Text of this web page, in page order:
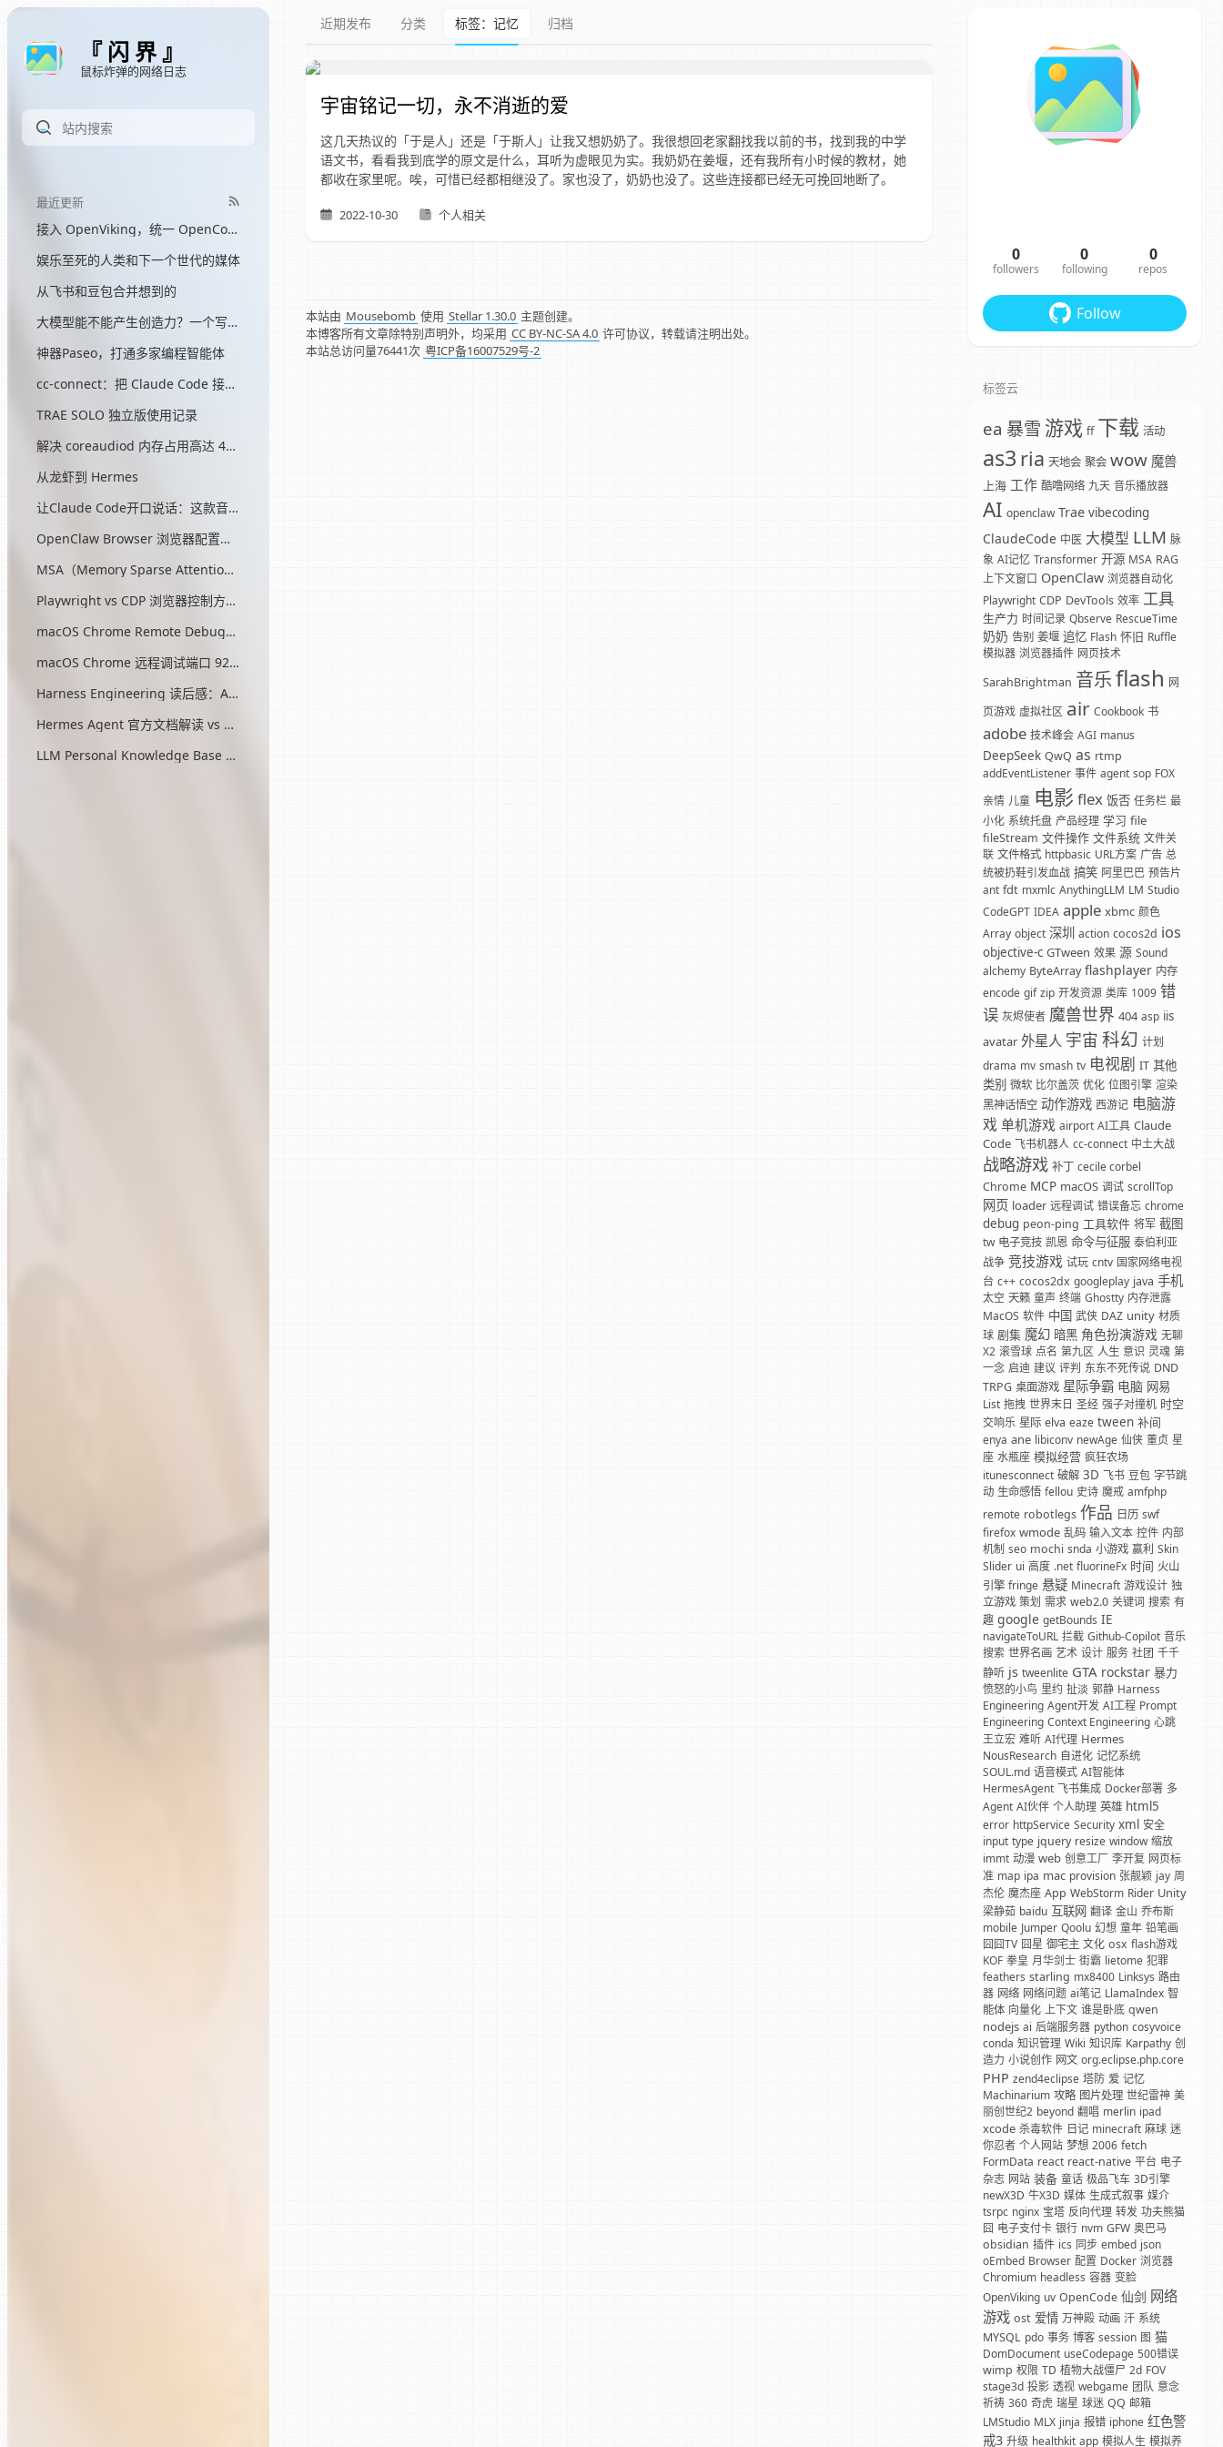
『 闪 界 』
鼠标炸弹的网络日志
最近更新
接入 OpenViking，统一 OpenCode 和 Hermes 的记忆
娱乐至死的人类和下一个世代的媒体
从飞书和豆包合并想到的
大模型能不能产生创造力？一个写了三个月网文的程序员的答案
神器Paseo，打通多家编程智能体
cc-connect：把 Claude Code 接入飞书
TRAE SOLO 独立版使用记录
解决 coreaudiod 内存占用高达 45G 的问题
从龙虾到 Hermes
让Claude Code开口说话：这款音效插件让我把编程玩成了游戏
OpenClaw Browser 浏览器配置指南
MSA（Memory Sparse Attention）— 突破 AI 记忆瓶颈的开源方案
Playwright vs CDP 浏览器控制方式对比
macOS Chrome Remote Debugging 配置
macOS Chrome 远程调试端口 9222 启动问题与最终解决方案
Harness Engineering 读后感：AI工程的第三次范式转移
Hermes Agent 官方文档解读 vs OpenClaw
LLM Personal Knowledge Base Pattern (Karpathy)
近期发布 分类 标签：记忆 归档
宇宙铭记一切，永不消逝的爱
这几天热议的「于是人」还是「于斯人」让我又想奶奶了。我很想回老家翻找我以前的书，找到我的中学
语文书，看看我到底学的原文是什么，耳听为虚眼见为实。我奶奶在姜堰，还有我所有小时候的教材，她
都收在家里呢。唉，可惜已经都相继没了。家也没了，奶奶也没了。这些连接都已经无可挽回地断了。
2022-10-30 个人相关
本站由 Mousebomb 使用 Stellar 1.30.0 主题创建。
本博客所有文章除特别声明外，均采用 CC BY-NC-SA 4.0 许可协议，转载请注明出处。
本站总访问量76441次 粤ICP备16007529号-2
0
followers
0
following
0
repos
Follow
标签云
ea 暴雪 游戏 ff 下载 活动
as3 ria 天地会 聚会 wow 魔兽
上海 工作 酷噜网络 九天 音乐播放器
AI openclaw Trae vibecoding
ClaudeCode 中医 大模型 LLM 脉
象 AI记忆 Transformer 开源 MSA RAG
上下文窗口 OpenClaw 浏览器自动化
Playwright CDP DevTools 效率 工具
生产力 时间记录 Qbserve RescueTime
奶奶 告别 姜堰 追忆 Flash 怀旧 Ruffle
模拟器 浏览器插件 网页技术
SarahBrightman 音乐flash 网
页游戏 虚拟社区 air Cookbook 书
adobe 技术峰会 AGI manus
DeepSeek QwQ as rtmp
addEventListener 事件 agent sop FOX
亲情 儿童 电影 flex 饭否 任务栏 最
小化 系统托盘 产品经理 学习 file
fileStream 文件操作 文件系统 文件关
联 文件格式 httpbasic URL方案 广告 总
统被扔鞋引发血战 搞笑 阿里巴巴 预告片
ant fdt mxmlc AnythingLLM LM Studio
CodeGPT IDEA apple xbmc 颜色
Array object 深圳 action cocos2d ios
objective-c GTween 效果 源 Sound
alchemy ByteArray flashplayer 内存
encode gif zip 开发资源 类库 1009 错
误 灰烬使者 魔兽世界 404 asp iis
avatar 外星人 宇宙 科幻 计划
drama mv smash tv 电视剧 IT 其他
类别 微软 比尔盖茨 优化 位图引擎 渲染
黑神话悟空 动作游戏 西游记 电脑游
戏 单机游戏 airport AI工具 Claude
Code 飞书机器人 cc-connect 中土大战
战略游戏 补丁 cecile corbel
Chrome MCP macOS 调试 scrollTop
网页 loader 远程调试 错误备忘 chrome
debug peon-ping 工具软件 将军 截图
tw 电子竞技 凯恩 命令与征服 泰伯利亚
战争 竞技游戏 试玩 cntv 国家网络电视
台 c++ cocos2dx googleplay java 手机
太空 天籁 童声 终端 Ghostty 内存泄露
MacOS 软件 中国 武侠 DAZ unity 材质
球 剧集 魔幻 暗黑 角色扮演游戏 无聊
X2 滚雪球 点名 第九区 人生 意识 灵魂 第
一念 启迪 建议 评判 东东不死传说 DND
TRPG 桌面游戏 星际争霸 电脑 网易
List 拖拽 世界末日 圣经 强子对撞机 时空
交响乐 星际 elva eaze tween 补间
enya ane libiconv newAge 仙侠 董贞 星
座 水瓶座 模拟经营 疯狂农场
itunesconnect 破解 3D 飞书 豆包 字节跳
动 生命感悟 fellou 史诗 魔戒 amfphp
remote robotlegs 作品 日历 swf
firefox wmode 乱码 输入文本 控件 内部
机制 seo mochi snda 小游戏 赢利 Skin
Slider ui 高度 .net fluorineFx 时间 火山
引擎 fringe 悬疑 Minecraft 游戏设计 独
立游戏 策划 需求 web2.0 关键词 搜索 有
趣 google getBounds IE
navigateToURL 拦截 Github-Copilot 音乐
搜索 世界名画 艺术 设计 服务 社团 千千
静听 js tweenlite GTA rockstar 暴力
愤怒的小鸟 里约 扯淡 郭静 Harness
Engineering Agent开发 AI工程 Prompt
Engineering Context Engineering 心跳
王立宏 难听 AI代理 Hermes
NousResearch 自进化 记忆系统
SOUL.md 语音模式 AI智能体
HermesAgent 飞书集成 Docker部署 多
Agent AI伙伴 个人助理 英雄 html5
error httpService Security xml 安全
input type jquery resize window 缩放
immt 动漫 web 创意工厂 李开复 网页标
准 map ipa mac provision 张靓颖 jay 周
杰伦 魔杰座 App WebStorm Rider Unity
梁静茹 baidu 互联网 翻译 金山 乔布斯
mobile Jumper Qoolu 幻想 童年 铅笔画
囧囧TV 囧星 御宅主 文化 osx flash游戏
KOF 拳皇 月华剑士 街霸 lietome 犯罪
feathers starling mx8400 Linksys 路由
器 网络 网络问题 ai笔记 LlamaIndex 智
能体 向量化 上下文 谁是卧底 qwen
nodejs ai 后端服务器 python cosyvoice
conda 知识管理 Wiki 知识库 Karpathy 创
造力 小说创作 网文 org.eclipse.php.core
PHP zend4eclipse 塔防 爱 记忆
Machinarium 攻略 图片处理 世纪雷神 美
丽创世纪2 beyond 翻唱 merlin ipad
xcode 杀毒软件 日记 minecraft 麻球 迷
你忍者 个人网站 梦想 2006 fetch
FormData react react-native 平台 电子
杂志 网站 装备 童话 极品飞车 3D引擎
newX3D 牛X3D 媒体 生成式叙事 媒介
tsrpc nginx 宝塔 反向代理 转发 功夫熊猫
囧 电子支付卡 银行 nvm GFW 奥巴马
obsidian 插件 ics 同步 embed json
oEmbed Browser 配置 Docker 浏览器
Chromium headless 容器 变脸
OpenViking uv OpenCode 仙剑 网络
游戏 ost 爱情 万神殿 动画 汗 系统
MYSQL pdo 事务 博客 session 图 猫
DomDocument useCodepage 500错误
wimp 权限 TD 植物大战僵尸 2d FOV
stage3d 投影 透视 webgame 团队 意念
祈祷 360 奇虎 瑞星 球迷 QQ 邮箱
LMStudio MLX jinja 报错 iphone 红色警
戒3 升级 healthkit app 模拟人生 模拟养